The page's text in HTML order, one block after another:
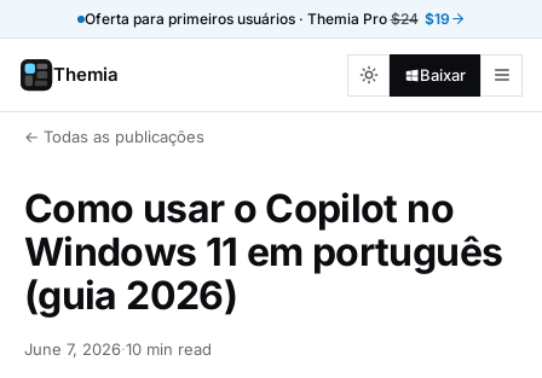
Oferta para primeiros usuários · Themia Pro$24 $19
Themia Baixar
← Todas as publicações
Como usar o Copilot no
Windows 11 em português
(guia 2026)
June 7, 2026·10 min read